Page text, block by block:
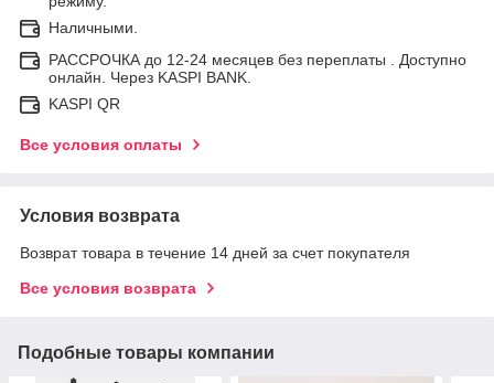
Наличными.
РАССРОЧКА до 12-24 месяцев без переплаты . Доступно
онлайн. Через KASPI BANK.
KASPI QR
Все условия оплаты
Условия возврата
Возврат товара в течение 14 дней за счет покупателя
Все условия возврата
Подобные товары компании